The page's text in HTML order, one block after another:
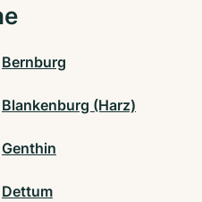
Bernburg
Blankenburg (Harz)
Genthin
Dettum